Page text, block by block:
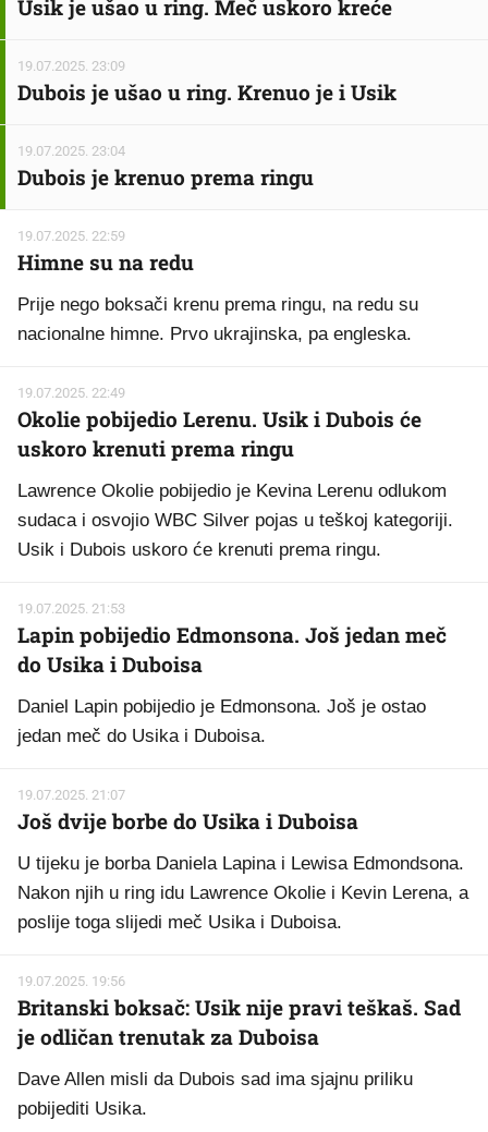
Usik je ušao u ring. Meč uskoro kreće
19.07.2025. 23:09
Dubois je ušao u ring. Krenuo je i Usik
19.07.2025. 23:04
Dubois je krenuo prema ringu
19.07.2025. 22:59
Himne su na redu
Prije nego boksači krenu prema ringu, na redu su
nacionalne himne. Prvo ukrajinska, pa engleska.
19.07.2025. 22:49
Okolie pobijedio Lerenu. Usik i Dubois će
uskoro krenuti prema ringu
Lawrence Okolie pobijedio je Kevina Lerenu odlukom
sudaca i osvojio WBC Silver pojas u teškoj kategoriji.
Usik i Dubois uskoro će krenuti prema ringu.
19.07.2025. 21:53
Lapin pobijedio Edmonsona. Još jedan meč
do Usika i Duboisa
Daniel Lapin pobijedio je Edmonsona. Još je ostao
jedan meč do Usika i Duboisa.
19.07.2025. 21:07
Još dvije borbe do Usika i Duboisa
U tijeku je borba Daniela Lapina i Lewisa Edmondsona.
Nakon njih u ring idu Lawrence Okolie i Kevin Lerena, a
poslije toga slijedi meč Usika i Duboisa.
19.07.2025. 19:56
Britanski boksač: Usik nije pravi teškaš. Sad
je odličan trenutak za Duboisa
Dave Allen misli da Dubois sad ima sjajnu priliku
pobijediti Usika.